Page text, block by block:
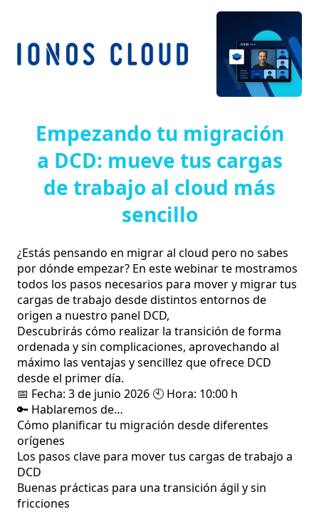
Empezando tu migración
a DCD: mueve tus cargas
de trabajo al cloud más
sencillo
¿Estás pensando en migrar al cloud pero no sabes
por dónde empezar? En este webinar te mostramos
todos los pasos necesarios para mover y migrar tus
cargas de trabajo desde distintos entornos de
origen a nuestro panel DCD,
Descubrirás cómo realizar la transición de forma
ordenada y sin complicaciones, aprovechando al
máximo las ventajas y sencillez que ofrece DCD
desde el primer día.
📅 Fecha: 3 de junio 2026 🕙 Hora: 10:00 h
🔑 Hablaremos de…
Cómo planificar tu migración desde diferentes
orígenes
Los pasos clave para mover tus cargas de trabajo a
DCD
Buenas prácticas para una transición ágil y sin
fricciones